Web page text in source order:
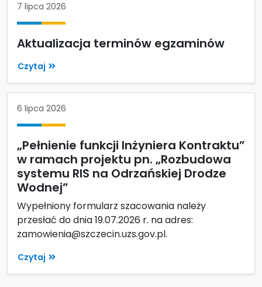
7 lipca 2026
Aktualizacja terminów egzaminów
Czytaj
6 lipca 2026
„Pełnienie funkcji Inżyniera Kontraktu”
w ramach projektu pn. „Rozbudowa
systemu RIS na Odrzańskiej Drodze
Wodnej”
Wypełniony formularz szacowania należy
przesłać do dnia 19.07.2026 r. na adres:
zamowienia@szczecin.uzs.gov.pl.
Czytaj